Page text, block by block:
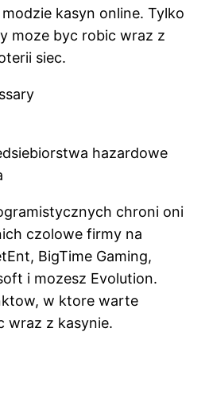
kasyn online. Tylko
moze byc robic wraz z
siec.
hazardowe
chroni oni
czolowe firmy na
BigTime Gaming,
i mozesz Evolution.
w ktore warte
wraz z kasynie.